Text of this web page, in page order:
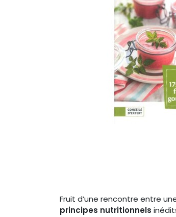
Fruit d’une rencontre entre
principes nutritionnels